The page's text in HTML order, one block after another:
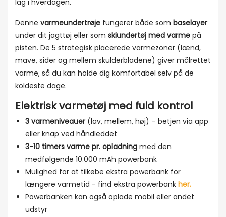
lag i hverdagen.
Denne varmeundertrøje fungerer både som baselayer
under dit jagttøj eller som skiundertøj med varme på
pisten. De 5 strategisk placerede varmezoner (lænd,
mave, sider og mellem skulderbladene) giver målrettet
varme, så du kan holde dig komfortabel selv på de
koldeste dage.
Elektrisk varmetøj med fuld kontrol
3 varmeniveauer (lav, mellem, høj) – betjen via app
eller knap ved håndleddet
3-10 timers varme pr. opladning med den
medfølgende 10.000 mAh powerbank
Mulighed for at tilkøbe ekstra powerbank for
længere varmetid - find ekstra powerbank her.
Powerbanken kan også oplade mobil eller andet
udstyr